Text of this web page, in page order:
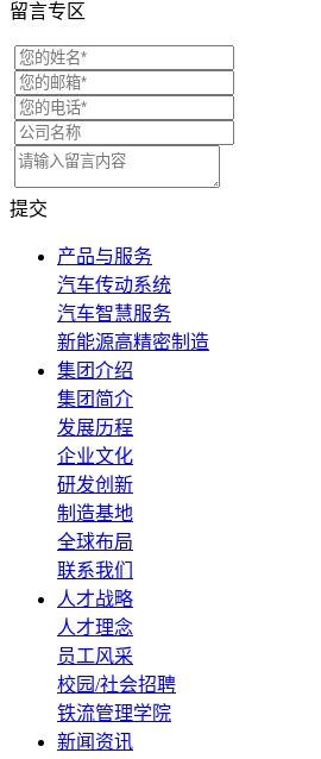
留言专区
提交
产品与服务
汽车传动系统
汽车智慧服务
新能源高精密制造
集团介绍
集团简介
发展历程
企业文化
研发创新
制造基地
全球布局
联系我们
人才战略
人才理念
员工风采
校园/社会招聘
铁流管理学院
新闻资讯